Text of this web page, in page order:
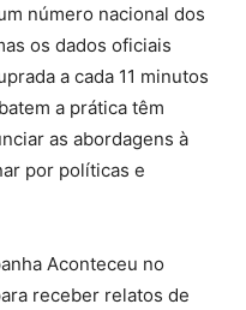
número nacional dos
os dados oficiais
a cada 11 minutos
a prática têm
as abordagens à
por políticas e
Aconteceu no
receber relatos de